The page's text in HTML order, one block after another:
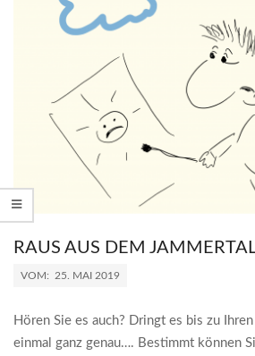
RAUS AUS DEM
2019-
25
VOM: 25. MAI 2019
Hören Sie es auch? Dringt es bis zu
einmal ganz genau…. Bestimmt können